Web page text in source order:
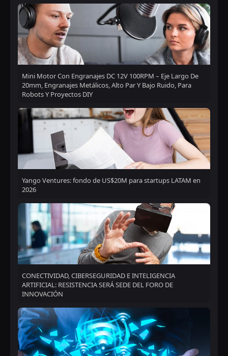
Mini Motor Con Engranajes DC 12V 100RPM – Eje Largo De
20mm, Engranajes Metálicos, Alto Par Y Bajo Ruido, Para
Robots Y Proyectos DIY
Yango Ventures: fondo de US$20M para startups LATAM en
2026
CONECTIVIDAD, CIBERSEGURIDAD E INTELIGENCIA
ARTIFICIAL: RESISTENCIA SERÁ SEDE DEL FORO DE
INNOVACIÓN